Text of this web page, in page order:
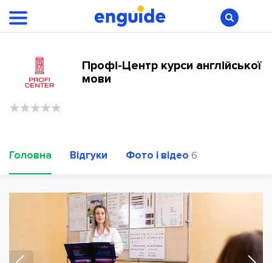
Профі-Центр курси англійської
мови
Головна Відгуки Фото і відео 6